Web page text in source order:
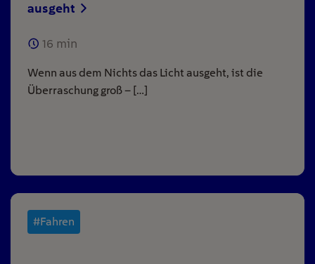
ausgeht
16 min
Wenn aus dem Nichts das Licht ausgeht, ist die
Überraschung groß – […]
#Fahren